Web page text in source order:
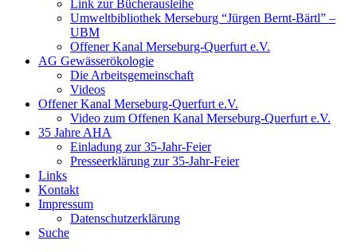
Link zur Bücherausleihe
Umweltbibliothek Merseburg “Jürgen Bernt-Bärtl” –
UBM
Offener Kanal Merseburg-Querfurt e.V.
AG Gewässerökologie
Die Arbeitsgemeinschaft
Videos
Offener Kanal Merseburg-Querfurt e.V.
Video zum Offenen Kanal Merseburg-Querfurt e.V.
35 Jahre AHA
Einladung zur 35-Jahr-Feier
Presseerklärung zur 35-Jahr-Feier
Links
Kontakt
Impressum
Datenschutzerklärung
Suche